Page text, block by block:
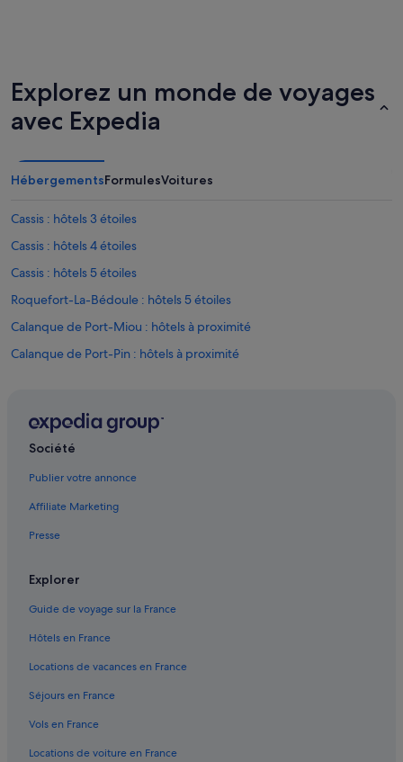
Explorez un monde de voyages
avec Expedia
HébergementsFormulesVoitures
Cassis : hôtels 3 étoiles
Cassis : hôtels 4 étoiles
Cassis : hôtels 5 étoiles
Roquefort-La-Bédoule : hôtels 5 étoiles
Calanque de Port-Miou : hôtels à proximité
Calanque de Port-Pin : hôtels à proximité
Calanques de Marseille : Chambres d’hôtes
Calanques de Marseille : hôtels Hôtels de luxe
Calanques de Marseille : Maisons de campagne
Cassis : Auberges de jeunesse
Cassis : Auberges
Société
Publier votre annonce
Affiliate Marketing
Presse
Explorer
Guide de voyage sur la France
Hôtels en France
Locations de vacances en France
Séjours en France
Vols en France
Locations de voiture en France